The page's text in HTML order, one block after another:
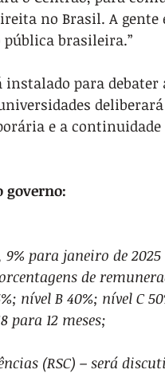
no Brasil. A gente
pública brasileira.”
instalado para
e a
governo:
para janeiro de 2025
de
nível B 40%; nível C
para 12 meses;
(RSC) – será